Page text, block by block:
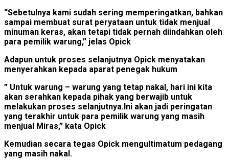
“Sebetulnya kami sudah sering memperingatkan, bahkan
sampai membuat surat peryataan untuk tidak menjual
minuman keras, akan tetapi tidak pernah diindahkan oleh
para pemilik warung,” jelas Opick
Adapun untuk proses selanjutnya Opick menyatakan
menyerahkan kepada aparat penegak hukum
” Untuk warung – warung yang tetap nakal, hari ini kita
akan serahkan kepada pihak yang berwajib untuk
melakukan proses selanjutnya.Ini akan jadi peringatan
yang terakhir untuk para pemilik warung yang masih
menjual Miras,” kata Opick
Kemudian secara tegas Opick mengultimatum pedagang
yang masih nakal.